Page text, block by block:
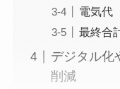
電気代
最終合
デジタル化
削減